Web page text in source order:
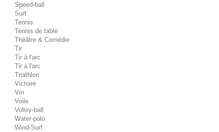
Speed-ball
Surf
Tennis
Tennis de table
Théâtre & Comédie
Tir
Tir à l'arc
Tir à l'arc
Triathlon
Victoire
Vin
Voile
Volley-ball
Water-polo
Wind-Surf